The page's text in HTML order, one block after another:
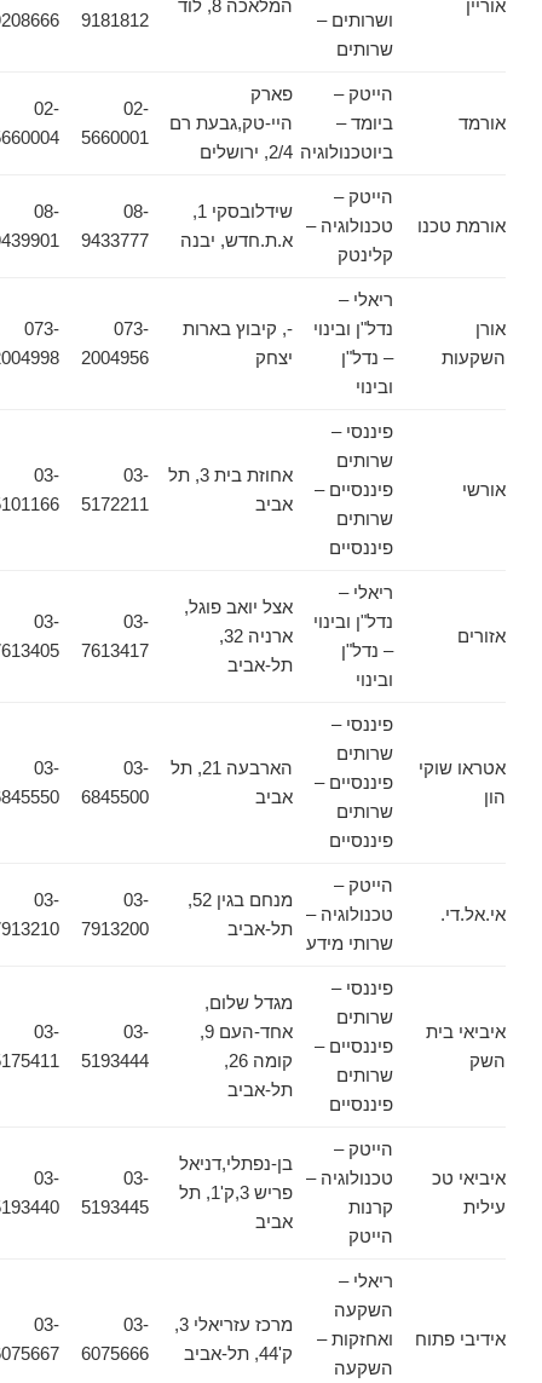
אוריין
ושרותים –
שרותים
המלאכה 8, לוד
9181812
9208666
אורמד
הייטק –
ביומד –
ביוטכנולוגיה
פארק
היי-טק,גבעת רם
2/4, ירושלים
02-
5660001
02-
5660004
אורמת טכנו
הייטק –
טכנולוגיה –
קלינטק
שידלובסקי 1,
א.ת.חדש, יבנה
08-
9433777
08-
9439901
אורן
השקעות
ריאלי –
נדל"ן ובינוי
– נדל"ן
ובינוי
-, קיבוץ בארות
יצחק
073-
2004956
073-
2004998
אורשי
פיננסי –
שרותים
פיננסיים –
שרותים
פיננסיים
אחוזת בית 3, תל
אביב
03-
5172211
03-
5101166
אזורים
ריאלי –
נדל"ן ובינוי
– נדל"ן
ובינוי
אצל יואב פוגל,
ארניה 32,
תל-אביב
03-
7613417
03-
7613405
אטראו שוקי
הון
פיננסי –
שרותים
פיננסיים –
שרותים
פיננסיים
הארבעה 21, תל
אביב
03-
6845500
03-
6845550
אי.אל.די.
הייטק –
טכנולוגיה –
שרותי מידע
מנחם בגין 52,
תל-אביב
03-
7913200
03-
7913210
איביאי בית
השק
פיננסי –
שרותים
פיננסיים –
שרותים
פיננסיים
מגדל שלום,
אחד-העם 9,
קומה 26,
תל-אביב
03-
5193444
03-
5175411
איביאי טכ
עילית
הייטק –
טכנולוגיה –
קרנות
הייטק
בן-נפתלי,דניאל
פריש 3,ק'1, תל
אביב
03-
5193445
03-
5193440
אידיבי פתוח
ריאלי –
השקעה
ואחזקות –
השקעה
מרכז עזריאלי 3,
03-
6075666
03-
6075667